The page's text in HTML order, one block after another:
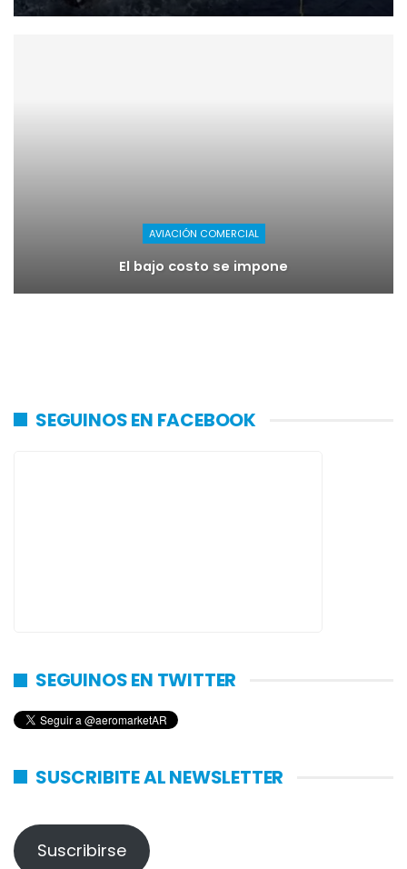
AVIACIÓN COMERCIAL
El bajo costo se impone
SEGUINOS EN FACEBOOK
SEGUINOS EN TWITTER
SUSCRIBITE AL NEWSLETTER
Suscribirse